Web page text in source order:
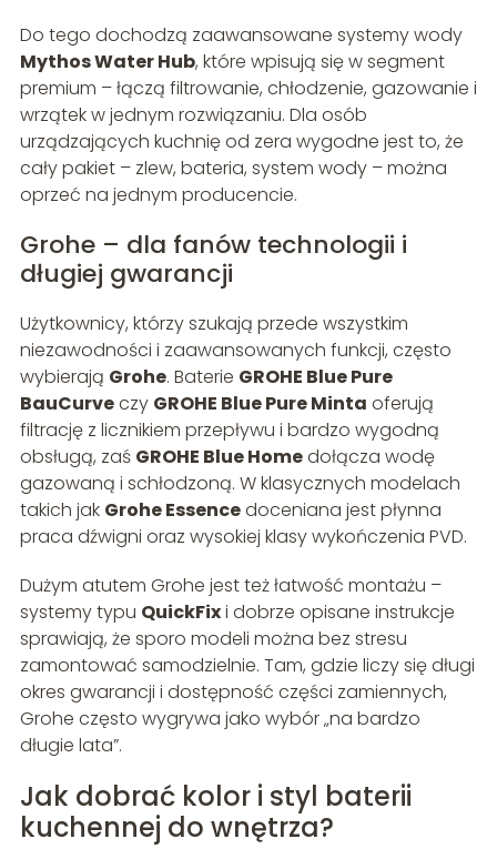
Do tego dochodzą zaawansowane systemy wody
Mythos Water Hub, które wpisują się w segment
premium – łączą filtrowanie, chłodzenie, gazowanie i
wrzątek w jednym rozwiązaniu. Dla osób
urządzających kuchnię od zera wygodne jest to, że
cały pakiet – zlew, bateria, system wody – można
oprzeć na jednym producencie.
Grohe – dla fanów technologii i
długiej gwarancji
Użytkownicy, którzy szukają przede wszystkim
niezawodności i zaawansowanych funkcji, często
wybierają Grohe. Baterie GROHE Blue Pure
BauCurveczy GROHE Blue Pure Minta oferują
filtrację z licznikiem przepływu i bardzo wygodną
obsługą, zaś GROHE Blue Homedołącza wodę
gazowaną i schłodzoną. W klasycznych modelach
takich jak Grohe Essencedoceniana jest płynna
praca dźwigni oraz wysokiej klasy wykończenia PVD.
Dużym atutem Grohe jest też łatwość montażu –
systemy typu QuickFixi dobrze opisane instrukcje
sprawiają, że sporo modeli można bez stresu
zamontować samodzielnie. Tam, gdzie liczy się długi
okres gwarancji i dostępność części zamiennych,
Grohe często wygrywa jako wybór „na bardzo
długie lata”.
Jak dobrać kolor i styl baterii
kuchennej do wnętrza?